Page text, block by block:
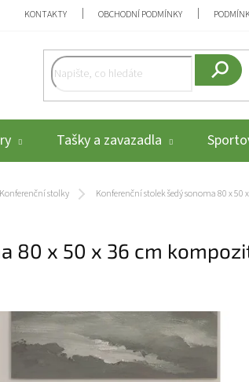
KONTAKTY OBCHODNÍ PODMÍNKY
Tašky a zavazadla
Konferenční stolky Konferenční stolek šedý sonoma 80 x
80 x 50 x 36 cm